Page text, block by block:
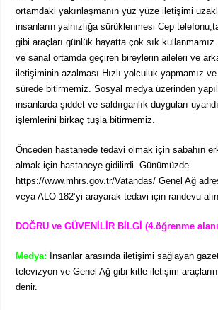
ortamdaki yakınlaşmanın yüz yüze iletişimi
insanların yalnızlığa sürüklenmesi Cep
gibi araçları günlük hayatta çok sık
ve sanal ortamda geçiren bireylerin aileleri ve
iletişiminin azalması Hızlı yolculuk yapmamız
sürede bitirmemiz. Sosyal medya üzerinden
insanlarda şiddet ve saldırganlık duyguları
işlemlerini birkaç tuşla bitirmemiz.
Önceden hastanede tedavi olmak için sabahın
almak için hastaneye gidilirdi. Günümüzde
https://www.mhrs.gov.tr/Vatandas/ Genel Ağ
veya ALO 182’yi arayarak tedavi için randevu
DOĞRU ve GÜVENİLİR BİLGİ (4.öğrenme
Medya: İnsanlar arasında iletişimi sağlayan
televizyon ve Genel Ağ gibi kitle iletişim
denir.